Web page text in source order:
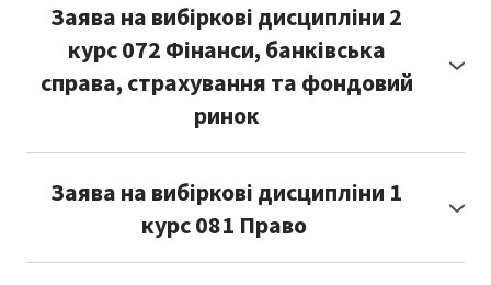
Заява на вибіркові дисципліни 2
курс 072 Фінанси, банківська
справа, страхування та фондовий
ринок
Заява на вибіркові дисципліни 1
курс 081 Право